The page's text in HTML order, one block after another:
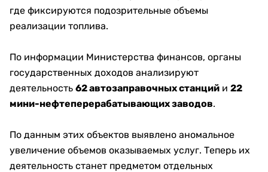
где фиксируются подозрительные объемы
реализации топлива.
По информации Министерства финансов, органы
государственных доходов анализируют
деятельность 62 автозаправочных станций и 22
мини-нефтеперерабатывающих заводов.
По данным этих объектов выявлено аномальное
увеличение объемов оказываемых услуг. Теперь их
деятельность станет предметом отдельных